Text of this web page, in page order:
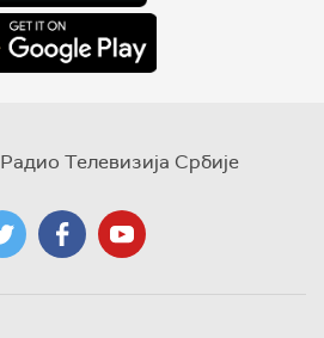
Радио Телевизија Србије